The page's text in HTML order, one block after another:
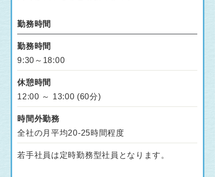
勤務時間
勤務時間
9:30～18:00
休憩時間
12:00 ～ 13:00 (60分)
時間外勤務
全社の月平均20-25時間程度
若手社員は定時勤務型社員となります。